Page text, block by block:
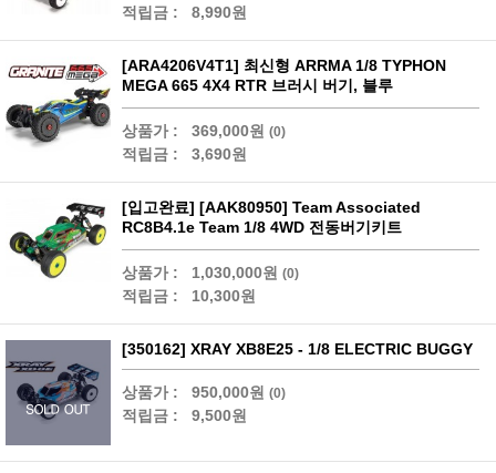
적립금 : 8,990원
[ARA4206V4T1] 최신형 ARRMA 1/8 TYPHON
MEGA 665 4X4 RTR 브러시 버기, 블루
상품가 : 369,000원 (0)
적립금 : 3,690원
[입고완료] [AAK80950] Team Associated
RC8B4.1e Team 1/8 4WD 전동버기키트
상품가 : 1,030,000원 (0)
적립금 : 10,300원
[350162] XRAY XB8E25 - 1/8 ELECTRIC BUGGY
상품가 : 950,000원 (0)
적립금 : 9,500원